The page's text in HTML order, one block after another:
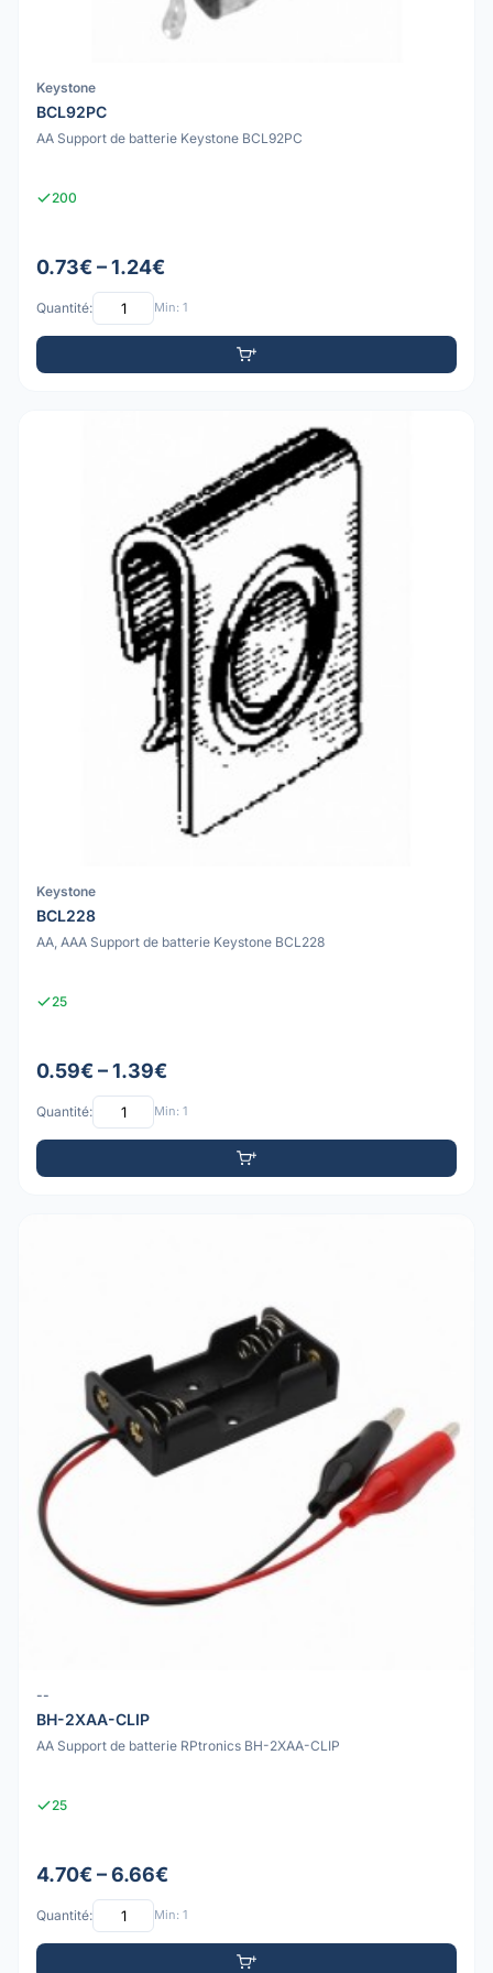
Keystone
BCL92PC
AA Support de batterie Keystone BCL92PC
200
0.73€ – 1.24€
Quantité: Min: 1
Keystone
BCL228
AA, AAA Support de batterie Keystone BCL228
25
0.59€ – 1.39€
Quantité: Min: 1
--
BH-2XAA-CLIP
AA Support de batterie RPtronics BH-2XAA-CLIP
25
4.70€ – 6.66€
Quantité: Min: 1